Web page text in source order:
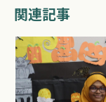
関連記事